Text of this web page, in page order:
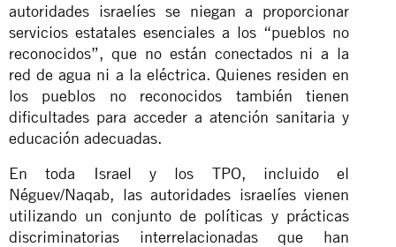
autoridades israelíes se niegan a proporcionar
servicios estatales esenciales a los “pueblos no
reconocidos”, que no están conectados ni a la
red de agua ni a la eléctrica. Quienes residen en
los pueblos no reconocidos también tienen
dificultades para acceder a atención sanitaria y
educación adecuadas.
En toda Israel y los TPO, incluido el
Néguev/Naqab, las autoridades israelíes vienen
utilizando un conjunto de políticas y prácticas
discriminatorias interrelacionadas que han